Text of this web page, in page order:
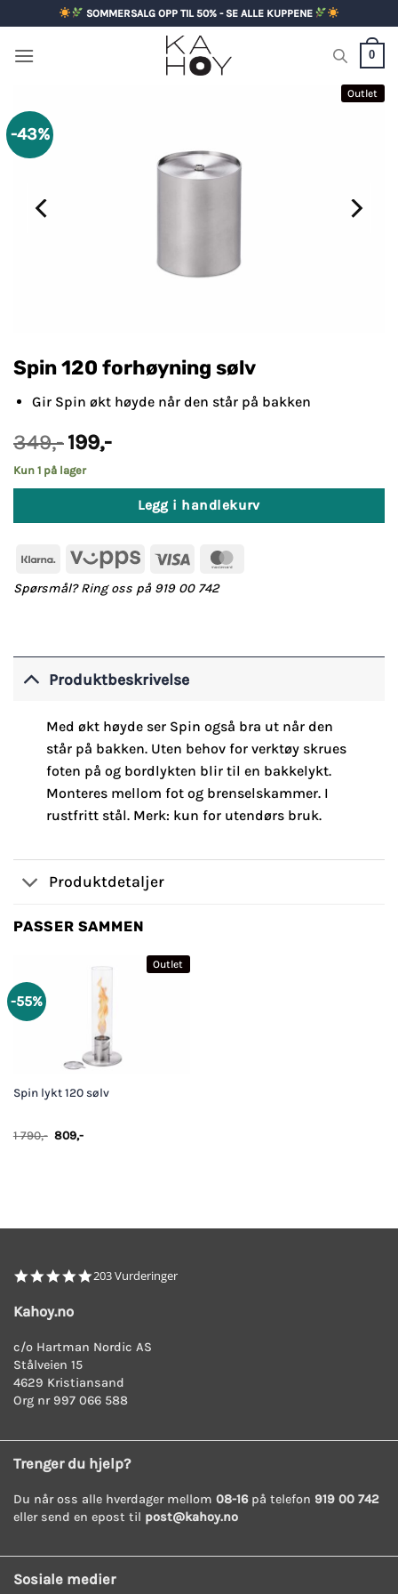
to
content
SOMMERSALG OPP TIL 50% - SE ALLE KUPPENE
0
-43%
Outlet
Spin 120 forhøyning sølv
Gir Spin økt høyde når den står på bakken
349,- Opprinnelig
pris
var:
349,-.
199,-
Kun 1 på lager
Legg i handlekurv
Klarna Vipps Visa
Spørsmål? Ring oss på 919 00 742
Produktbeskrivelse
Med økt høyde ser Spin også bra ut når den
står på bakken. Uten behov for verktøy skrues
foten på og bordlykten blir til en bakkelykt.
Monteres mellom fot og brenselskammer. I
rustfritt stål. Merk: kun for utendørs bruk.
Produktdetaljer
PASSER SAMMEN
-55%
Outlet
Spin lykt 120 sølv
1 790,- Opprinnelig
809,-Nåværende
4.8
203 Vurderinger
Kahoy.no
c/o Hartman Nordic AS
Stålveien 15
4629 Kristiansand
Org nr 997 066 588
Trenger du hjelp?
Du når oss alle hverdager mellom 08-16på telefon 919 00 742
eller send en epost til post@kahoy.no
Sosiale medier